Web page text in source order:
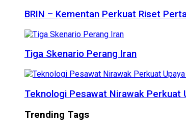
BRIN – Kementan Perkuat Riset
Tiga Skenario Perang Iran
Teknologi Pesawat Nirawak Perkuat
Trending Tags